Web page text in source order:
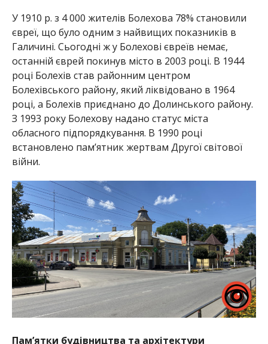
У 1910 р. з 4 000 жителів Болехова 78% становили
євреї, що було одним з найвищих показників в
Галичині. Сьогодні ж у Болехові євреїв немає,
останній єврей покинув місто в 2003 році. В 1944
році Болехів став районним центром
Болехівського району, який ліквідовано в 1964
році, а Болехів приєднано до Долинського району.
З 1993 року Болехову надано статус міста
обласного підпорядкування. В 1990 році
встановлено пам’ятник жертвам Другої світової
війни.
Пам’ятки будівництва та архітектури